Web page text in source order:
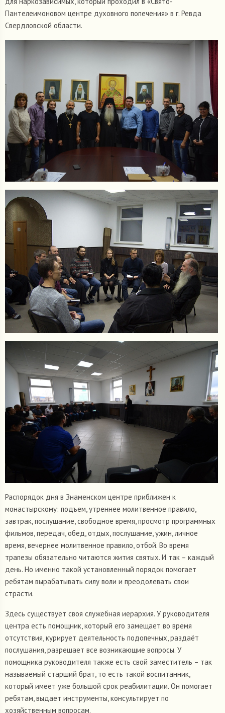
Пантелеимоновом центре духовного попечения» в г. Ревда
Свердловской области.
Распорядок дня в Знаменском центре приближен к
монастырскому: подъем, утреннее молитвенное правило,
завтрак, послушание, свободное время, просмотр программных
фильмов, передач, обед, отдых, послушание, ужин, личное
время, вечернее молитвенное правило, отбой. Во время
трапезы обязательно читаются жития святых. И так – каждый
день. Но именно такой установленный порядок помогает
ребятам вырабатывать силу воли и преодолевать свои
страсти.
Здесь существует своя служебная иерархия. У руководителя
центра есть помощник, который его замещает во время
отсутствия, курирует деятельность подопечных, раздаёт
послушания, разрешает все возникающие вопросы. У
помощника руководителя также есть свой заместитель – так
называемый старший брат, то есть такой воспитанник,
который имеет уже большой срок реабилитации. Он помогает
ребятам, выдает инструменты, консультирует по
хозяйственным вопросам.